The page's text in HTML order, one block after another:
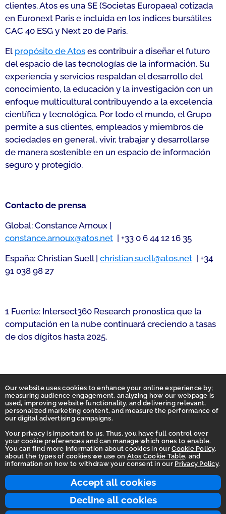
Accept all cookies
Decline all cookies
Our website uses cookies to enhance your online experience by;
measuring audience engagement, analyzing how our webpage is
used, improving website functionality, and delivering relevant,
personalized marketing content, and measure the performance of
our digital advertising campaigns.
Your privacy is important to us. Thus, you have full control over
your cookie preferences and can manage which ones to enable.
You can find more information about cookies in ourCookie Policy,
about the types of cookies we use on Atos Cookie Table, and
information on how to withdraw your consent in our Privacy Policy.
clientes. Atos es una SE (Societas Europaea) cotizada
en Euronext Paris e incluida en los índices bursátiles
CAC 40 ESG y Next 20 de Paris.
El propósito de Atos es contribuir a diseñar el futuro
del espacio de las tecnologías de la información. Su
experiencia y servicios respaldan el desarrollo del
conocimiento, la educación y la investigación con un
enfoque multicultural contribuyendo a la excelencia
científica y tecnológica. Por todo el mundo, el Grupo
permite a sus clientes, empleados y miembros de
sociedades en general, vivir, trabajar y desarrollarse
de manera sostenible en un espacio de información
seguro y protegido.
Contacto de prensa
Global: Constance Arnoux |
constance.arnoux@atos.net | +33 0 6 44 12 16 35
España: Christian Suell | christian.suell@atos.net | +34
91 038 98 27
1 Fuente: Intersect360 Research pronostica que la
computación en la nube continuará creciendo a tasas
de dos dígitos hasta 2025.
Homepage
Accessibility Statement
Terms of use
Integrity Line
Privacy